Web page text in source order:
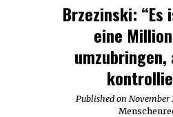
Brzezinski:
eine
umzubringen,
Published on November